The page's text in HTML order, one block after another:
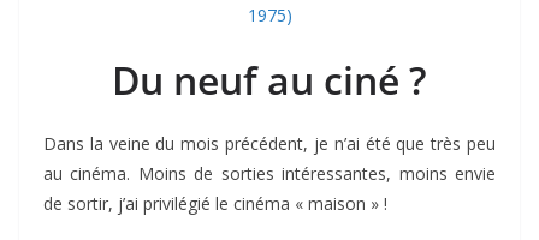
1975)
Du neuf au ciné ?
Dans la veine du mois précédent, je n’ai été que très peu
au cinéma. Moins de sorties intéressantes, moins envie
de sortir, j’ai privilégié le cinéma « maison » !